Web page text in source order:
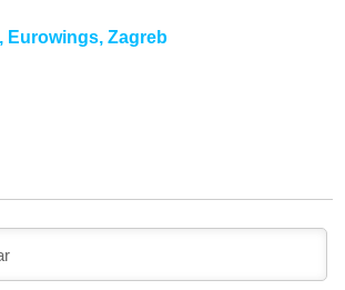
, Eurowings, Zagreb